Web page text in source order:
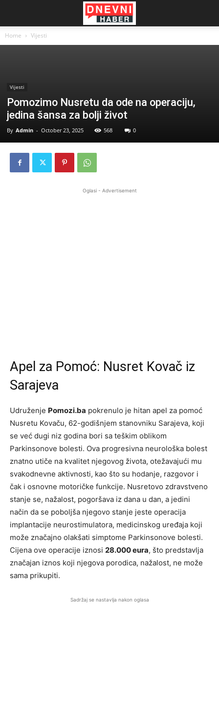
Home Vijesti
Vijesti
Pomozimo Nusretu da ode na operaciju,
jedina šansa za bolji život
By Admin - October 23, 2025 568 0
Oglasi - Advertisement
Apel za Pomoć: Nusret Kovač iz
Sarajeva
Udruženje Pomozi.ba pokrenulo je hitan apel za pomoć
Nusretu Kovaču, 62-godišnjem stanovniku Sarajeva, koji
se već dugi niz godina bori sa teškim oblikom
Parkinsonove bolesti. Ova progresivna neurološka bolest
znatno utiče na kvalitet njegovog života, otežavajući mu
svakodnevne aktivnosti, kao što su hodanje, razgovor i
čak i osnovne motoričke funkcije. Nusretovo zdravstveno
stanje se, nažalost, pogoršava iz dana u dan, a jedini
način da se poboljša njegovo stanje jeste operacija
implantacije neurostimulatora, medicinskog uređaja koji
može značajno olakšati simptome Parkinsonove bolesti.
Cijena ove operacije iznosi 28.000 eura, što predstavlja
značajan iznos koji njegova porodica, nažalost, ne može
sama prikupiti.
Sadržaj se nastavlja nakon oglasa